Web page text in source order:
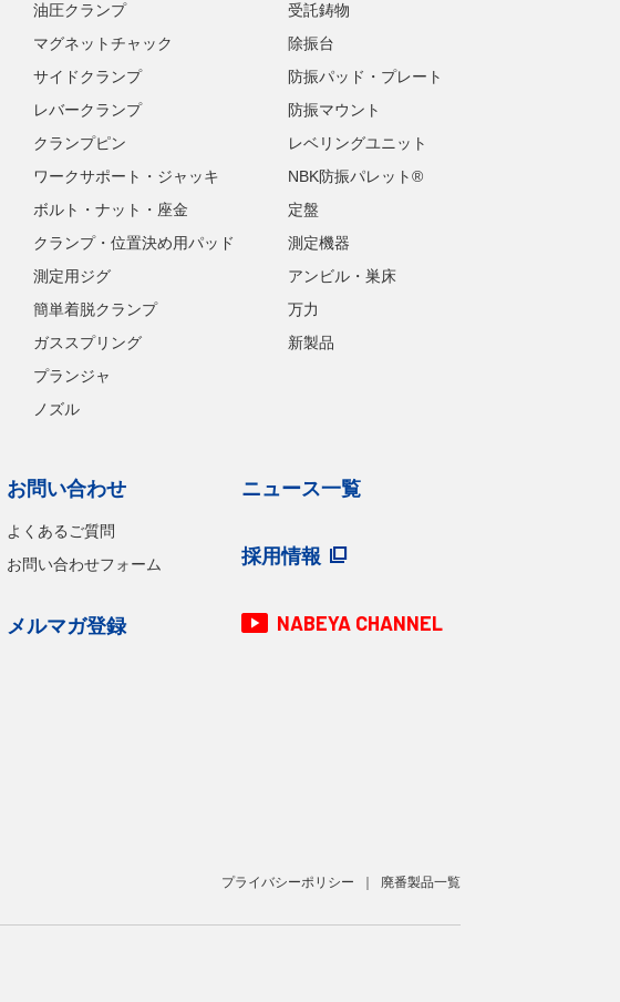
油圧クランプ
マグネットチャック
サイドクランプ
レバークランプ
クランプピン
ワークサポート・ジャッキ
ボルト・ナット・座金
クランプ・位置決め用パッド
測定用ジグ
簡単着脱クランプ
ガススプリング
プランジャ
ノズル
受託鋳物
除振台
防振パッド・プレート
防振マウント
レベリングユニット
NBK防振パレット®
定盤
測定機器
アンビル・巣床
万力
新製品
お問い合わせ
よくあるご質問
お問い合わせフォーム
メルマガ登録
ニュース一覧
採用情報
NABEYA CHANNEL
プライバシーポリシー 廃番製品一覧